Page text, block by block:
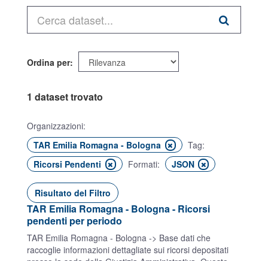
Ordina per
1 dataset trovato
Organizzazioni:
TAR Emilia Romagna - Bologna
Tag:
Ricorsi Pendenti
Formati: JSON
Risultato del Filtro
TAR Emilia Romagna - Bologna - Ricorsi
pendenti per periodo
TAR Emilia Romagna - Bologna -> Base dati che
raccoglie informazioni dettagliate sui ricorsi depositati